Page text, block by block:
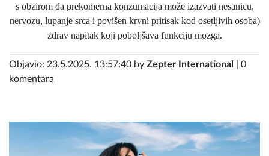
s obzirom da prekomerna konzumacija može izazvati nesanicu,
nervozu, lupanje srca i povišen krvni pritisak kod osetljivih osoba)
zdrav napitak koji poboljšava funkciju mozga.
Objavio: 23.5.2025. 13:57:40 by Zepter International
| 0
komentara